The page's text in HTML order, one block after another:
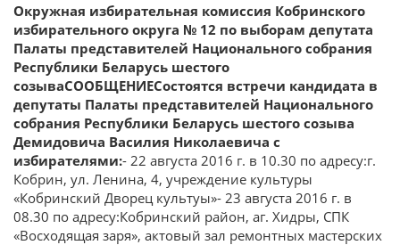
Окружная избирательная комиссия Кобринского
избирательного округа № 12 по выборам депутата
Палаты представителей Национального собрания
Республики Беларусь шестого
созываСООБЩЕНИЕСостоятся встречи кандидата в
депутаты Палаты представителей Национального
собрания Республики Беларусь шестого созыва
Демидовича Василия Николаевича с
избирателями:- 22 августа 2016 г. в 10.30 по адресу:г.
Кобрин, ул. Ленина, 4, учреждение культуры
«Кобринский Дворец культуы»- 23 августа 2016 г. в
08.30 по адресу:Кобринский район, аг. Хидры, СПК
«Восходящая заря», актовый зал ремонтных мастерских